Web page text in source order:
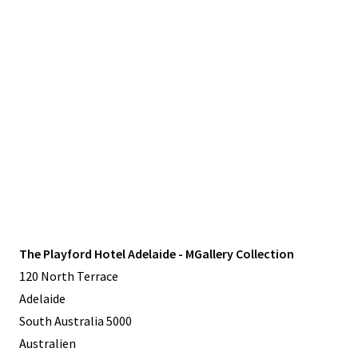
The Playford Hotel Adelaide - MGallery Collection
120 North Terrace
Adelaide
South Australia 5000
Australien